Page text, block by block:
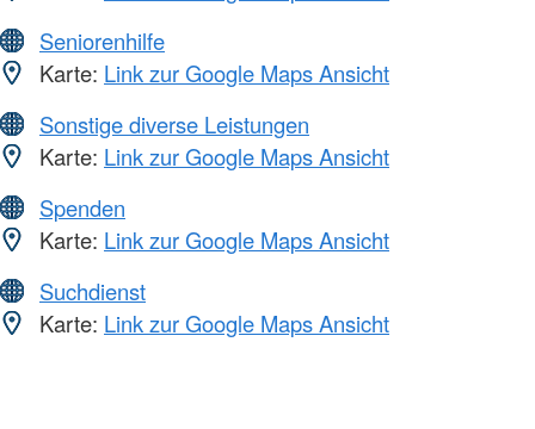
Seniorenhilfe
Karte: Link zur Google Maps Ansicht
Sonstige diverse Leistungen
Karte: Link zur Google Maps Ansicht
Spenden
Karte: Link zur Google Maps Ansicht
Suchdienst
Karte: Link zur Google Maps Ansicht